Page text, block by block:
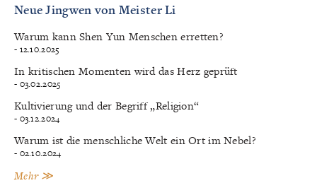
Neue Jingwen von Meister Li
Warum kann Shen Yun Menschen erretten?
- 12.10.2025
In kritischen Momenten wird das Herz geprüft
- 03.02.2025
Kultivierung und der Begriff „Religion“
- 03.12.2024
Warum ist die menschliche Welt ein Ort im Nebel?
- 02.10.2024
Mehr ≫